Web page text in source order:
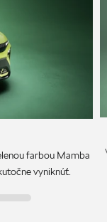
farbou Mamba
vyniknúť.